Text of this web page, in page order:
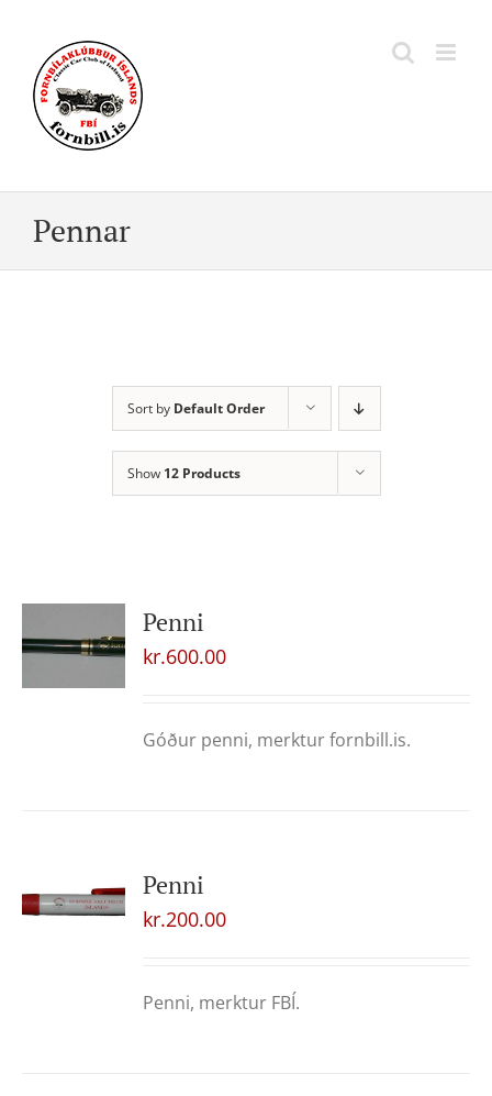
content
Pennar
Sort by Default Order
Show 12 Products
Penni
kr.600.00
Góður penni, merktur fornbill.is.
Penni
kr.200.00
Penni, merktur FBÍ.